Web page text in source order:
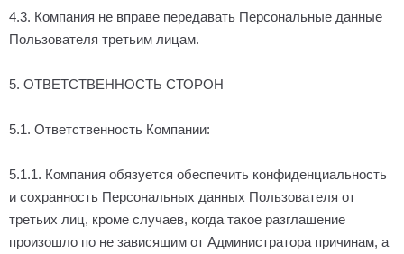
4.3. Компания не вправе передавать Персональные данные
Пользователя третьим лицам.
5. ОТВЕТСТВЕННОСТЬ СТОРОН
5.1. Ответственность Компании:
5.1.1. Компания обязуется обеспечить конфиденциальность
и сохранность Персональных данных Пользователя от
третьих лиц, кроме случаев, когда такое разглашение
произошло по не зависящим от Администратора причинам, а